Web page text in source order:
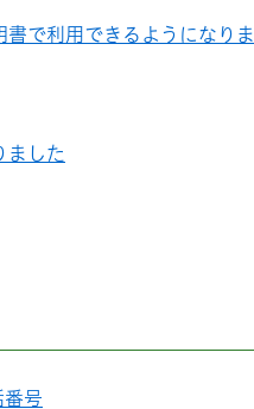
で利用できるようになりま
ました
番号